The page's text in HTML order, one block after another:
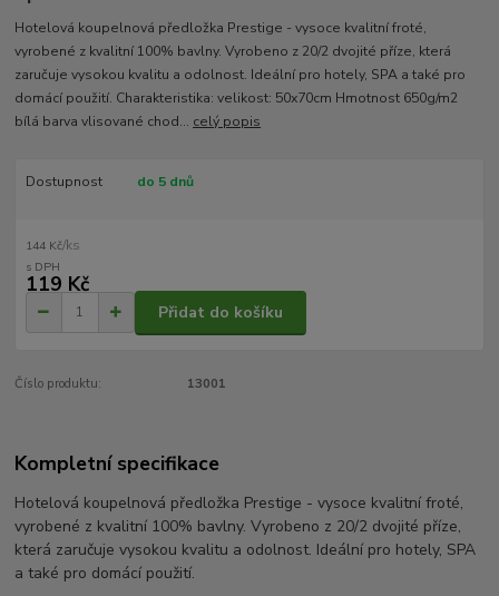
Hotelová koupelnová předložka Prestige - vysoce kvalitní froté,
vyrobené z kvalitní 100% bavlny. Vyrobeno z 20/2 dvojité příze, která
zaručuje vysokou kvalitu a odolnost. Ideální pro hotely, SPA a také pro
domácí použití. Charakteristika: velikost: 50x70cm Hmotnost 650g/m2
bílá barva vlisované chod... celý popis
Dostupnost do 5 dnů
144 Kč/ks
119 Kč
Přidat do košíku
Číslo produktu: 13001
Kompletní specifikace
Hotelová koupelnová předložka Prestige - vysoce kvalitní froté,
vyrobené z kvalitní 100% bavlny. Vyrobeno z 20/2 dvojité příze,
která zaručuje vysokou kvalitu a odolnost. Ideální pro hotely, SPA
a také pro domácí použití.